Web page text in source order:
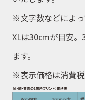
※文字数などによ
XLは30cmが目安
ます。
※表示価格は消費